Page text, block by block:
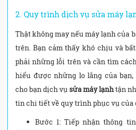
2. Quy trình dịch vụ sửa máy
Thật không may nếu máy lạnh của
trên. Bạn cảm thấy khó chịu và
phải những lỗi trên và cần tìm
hiểu được những lo lắng của bạn,
cho bạn dịch vụ sửa máy lạnhtận
tin chi tiết về quy trình phục vụ của
Bước 1: Tiếp nhận thông